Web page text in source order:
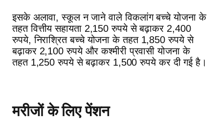
इसके अलावा, स्कूल न जाने वाले विकलांग बच्चे योजना के
तहत वित्तीय सहायता 2,150 रुपये से बढ़ाकर 2,400
रुपये, निराश्रित बच्चे योजना के तहत 1,850 रुपये से
बढ़ाकर 2,100 रुपये और कश्मीरी प्रवासी योजना के
तहत 1,250 रुपये से बढ़ाकर 1,500 रुपये कर दी गई है।
मरीजों के लिए पेंशन